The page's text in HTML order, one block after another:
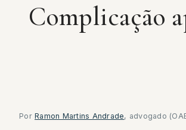
Complicação
Por Ramon Martins Andrade, advogado